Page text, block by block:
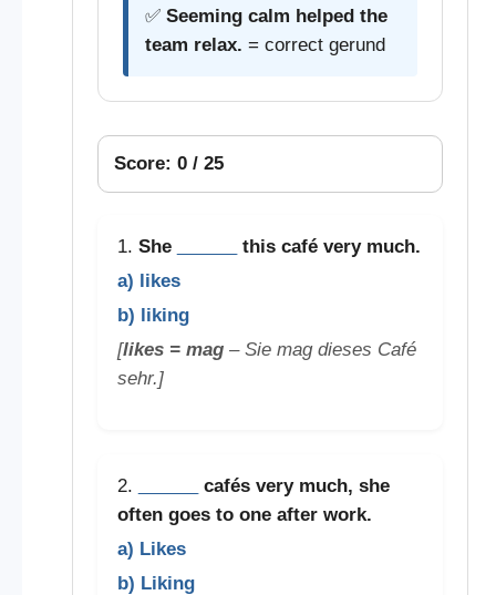
✅ Seeming calm helped the
team relax. = correct gerund
Score: 0 / 25
1. She
this café very much.
a) likes
b) liking
[likes = mag– Sie mag dieses Café
sehr.]
2.
cafés very much, she
often goes to one after work.
a) Likes
b) Liking